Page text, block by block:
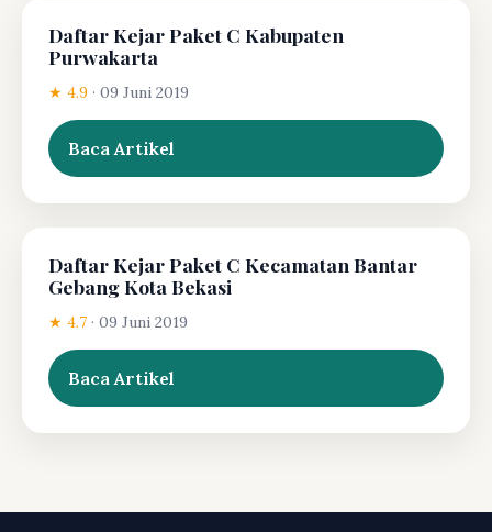
Daftar Kejar Paket C Kabupaten
Purwakarta
★ 4.9 · 09 Juni 2019
Baca Artikel
Daftar Kejar Paket C Kecamatan Bantar
Gebang Kota Bekasi
★ 4.7 · 09 Juni 2019
Baca Artikel